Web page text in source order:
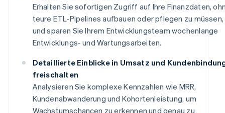
Erhalten Sie sofortigen Zugriff auf Ihre Finanzdaten,
teure ETL-Pipelines aufbauen oder pflegen zu müssen,
und sparen Sie Ihrem Entwicklungsteam wochenlange
Entwicklungs- und Wartungsarbeiten.
Detaillierte Einblicke in Umsatz und
freischalten
Analysieren Sie komplexe Kennzahlen wie MRR,
Kundenabwanderung und Kohortenleistung, um
Wachstumschancen zu erkennen und genau zu